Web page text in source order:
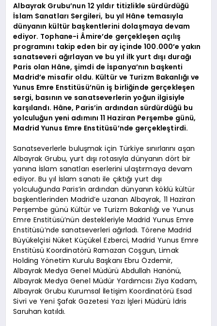
Albayrak Grubu’nun 12 yıldır titizlikle sürdürdüğü
İslam Sanatları Sergileri, bu yıl Hâne temasıyla
dünyanın kültür başkentlerini dolaşmaya devam
ediyor. Tophane-i Âmire’de gerçekleşen açılış
programını takip eden bir ay içinde 100.000’e yakın
sanatseveri ağırlayan ve bu yıl ilk yurt dışı durağı
Paris olan Hâne, şimdi de İspanya’nın başkenti
Madrid’e misafir oldu. Kültür ve Turizm Bakanlığı ve
Yunus Emre Enstitüsü’nün iş birliğinde gerçekleşen
sergi, basının ve sanatseverlerin yoğun ilgisiyle
karşılandı. Hâne, Paris’in ardından sürdürdüğü bu
yolculuğun yeni adımını 11 Haziran Perşembe günü,
Madrid Yunus Emre Enstitüsü’nde gerçekleştirdi.
Sanatseverlerle buluşmak için Türkiye sınırlarını aşan
Albayrak Grubu, yurt dışı rotasıyla dünyanın dört bir
yanına İslam sanatları eserlerini ulaştırmaya devam
ediyor. Bu yıl İslam sanatı ile çıktığı yurt dışı
yolculuğunda Paris’in ardından dünyanın köklü kültür
başkentlerinden Madrid’e uzanan Albayrak, 11 Haziran
Perşembe günü Kültür ve Turizm Bakanlığı ve Yunus
Emre Enstitüsü’nün destekleriyle Madrid Yunus Emre
Enstitüsü’nde sanatseverleri ağırladı. Törene Madrid
Büyükelçisi Nüket Küçükel Ezberci, Madrid Yunus Emre
Enstitüsü Koordinatörü Ramazan Coşgun, Limak
Holding Yönetim Kurulu Başkanı Ebru Özdemir,
Albayrak Medya Genel Müdürü Abdullah Hanönü,
Albayrak Medya Genel Müdür Yardımcısı Ziya Kadam,
Albayrak Grubu Kurumsal İletişim Koordinatörü Esad
Sivri ve Yeni Şafak Gazetesi Yazı İşleri Müdürü İdris
Saruhan katıldı.